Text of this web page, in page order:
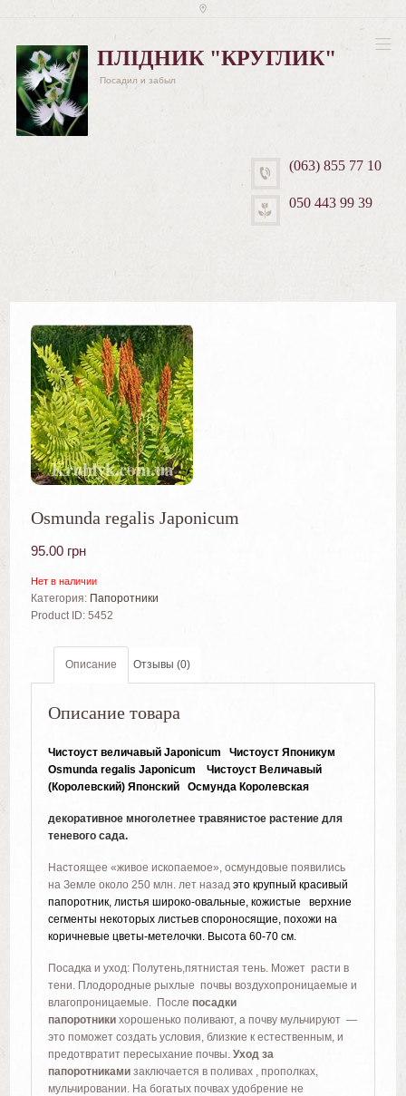
ПЛІДНИК "КРУГЛИК"
Посадил и забыл
(063) 855 77 10
050 443 99 39
Osmunda regalis Japonicum
95.00 грн
Нет в наличии
Категория: Папоротники
Product ID: 5452
Описание Отзывы (0)
Описание товара
Чистоуст величавый Japonicum ЧистоустЯпоникум
Osmunda regalis Japonicum
Чистоуст Величавый
(Королевский) Японский Осмунда Королевская
декоративное многолетнее травянистое растение для
теневого сада.
Настоящее «живое ископаемое», осмундовые появились
на Земле около 250 млн. лет назад это крупный красивый
папоротник, листья широко-овальные, кожистые верхние
сегменты некоторых листьев спороносящие, похожи на
коричневые цветы-метелочки. Высота 60-70 см.
Посадка и уход: Полутень,пятнистая тень. Может расти в
тени. Плодородные рыхлые почвы воздухопроницаемые и
влагопроницаемые. После посадки
папоротникихорошенько поливают, а почву мульчируют —
это поможет создать условия, близкие к естественным, и
предотвратит пересыхание почвы. Уход за
папоротникамизаключается в поливах , прополках,
мульчировании. На богатых почвах удобрение не